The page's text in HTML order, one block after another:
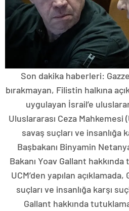
Son dakika haberleri:
bırakmayan, Filistin halkına
uygulayan İsrail’e
Uluslararası Ceza Mahkemesi
savaş suçları ve insanlığa
Başbakanı Binyamin
Bakanı Yoav Gallant hakkında
UCM’den yapılan
suçları ve insanlığa karşı
Gallant hakkında